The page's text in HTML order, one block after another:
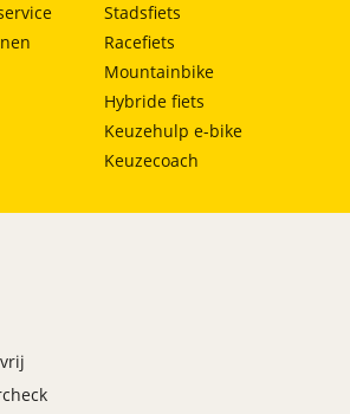
Stadsfiets
Racefiets
Mountainbike
Hybride fiets
Keuzehulp e-bike
Keuzecoach